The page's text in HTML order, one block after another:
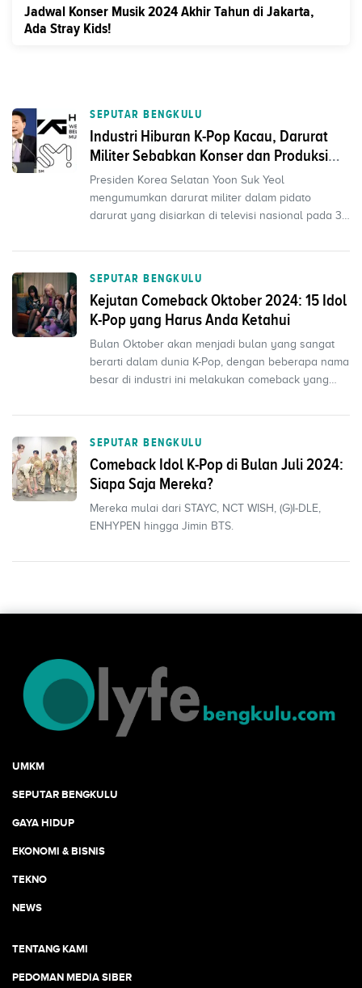
Jadwal Konser Musik 2024 Akhir Tahun di Jakarta,
Ada Stray Kids!
SEPUTAR BENGKULU
Industri Hiburan K-Pop Kacau, Darurat
Militer Sebabkan Konser dan Produksi
Drama Dihentikan
Presiden Korea Selatan Yoon Suk Yeol
mengumumkan darurat militer dalam pidato
darurat yang disiarkan di televisi nasional pada 3
SEPUTAR BENGKULU
Kejutan Comeback Oktober 2024: 15 Idol
K-Pop yang Harus Anda Ketahui
Bulan Oktober akan menjadi bulan yang sangat
berarti dalam dunia K-Pop, dengan beberapa nama
besar di industri ini melakukan comeback yang
SEPUTAR BENGKULU
Comeback Idol K-Pop di Bulan Juli 2024:
Siapa Saja Mereka?
Mereka mulai dari STAYC, NCT WISH, (G)I-DLE,
ENHYPEN hingga Jimin BTS.
UMKM
SEPUTAR BENGKULU
GAYA HIDUP
EKONOMI & BISNIS
TEKNO
NEWS
TENTANG KAMI
PEDOMAN MEDIA SIBER